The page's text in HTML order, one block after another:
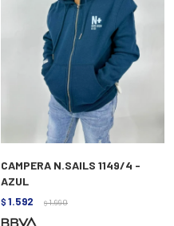
CAMPERA N.SAILS 1149/4 -
AZUL
$ 1.592 $ 1.990